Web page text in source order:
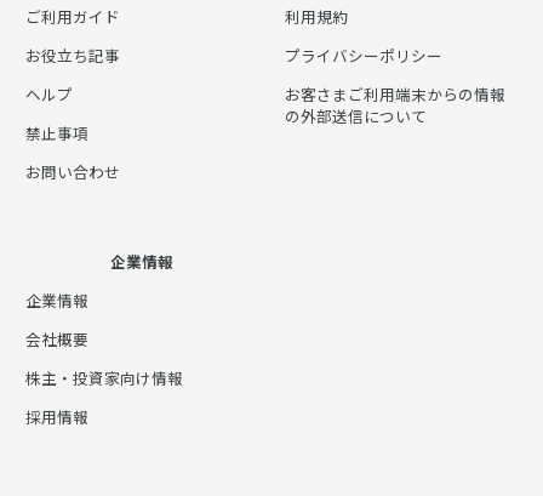
ご利用ガイド
お役立ち記事
ヘルプ
禁止事項
お問い合わせ
利用規約
プライバシーポリシー
お客さまご利用端末からの情報
の外部送信について
企業情報
企業情報
会社概要
株主・投資家向け情報
採用情報